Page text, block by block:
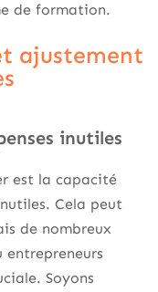
de formation.
ajustement
inutiles
est la capacité
Cela peut
de nombreux
entrepreneurs
Soyons